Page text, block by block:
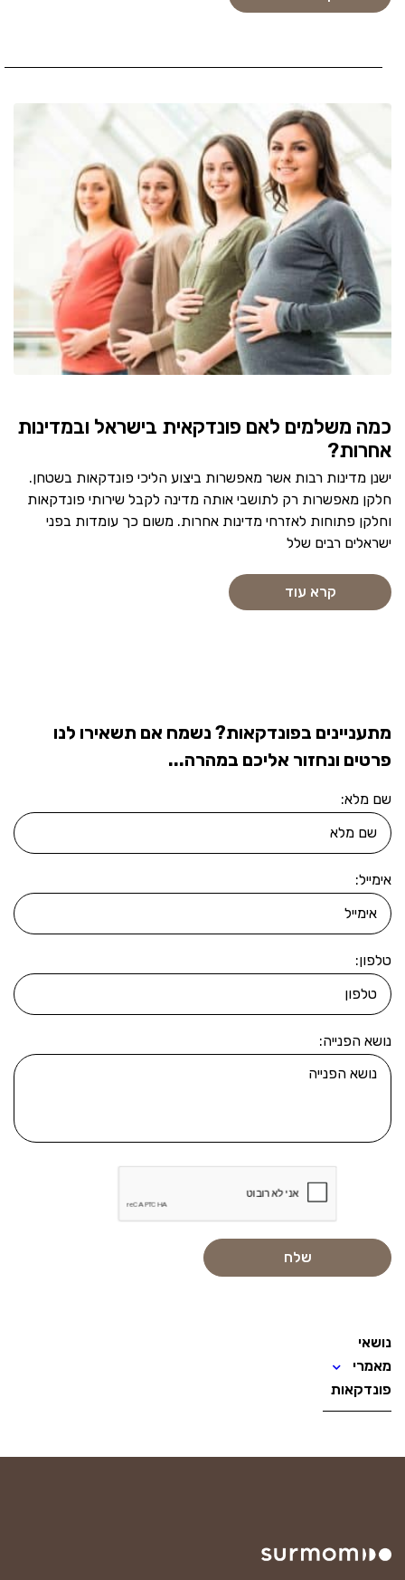
כמה משלמים לאם פונדקאית בישראל ובמדינות
אחרות?
ישנן מדינות רבות אשר מאפשרות ביצוע הליכי פונדקאות בשטחן.
חלקן מאפשרות רק לתושבי אותה מדינה לקבל שירותי פונדקאות
וחלקן פתוחות לאזרחי מדינות אחרות. משום כך עומדות בפני
ישראלים רבים שלל
קרא עוד
מתעניינים בפונדקאות? נשמח אם תשאירו לנו
פרטים ונחזור אליכם במהרה...
שם מלא:
אימייל:
טלפון:
נושא הפנייה:
נושאי
מאמרי
פונדקאות